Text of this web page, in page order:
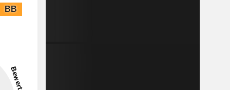
BB